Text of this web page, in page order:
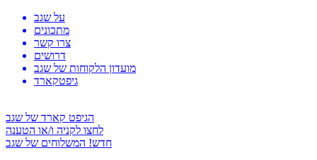
על שגב
מתכונים
צרו קשר
דרושים
מועדון הלקוחות של שגב
גיפטקארד
הגיפט קארד של שגב
לחצו לקניה ו/או הטענה
חדש! המשלוחים של שגב